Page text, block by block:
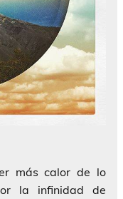
más calor de lo
la infinidad de